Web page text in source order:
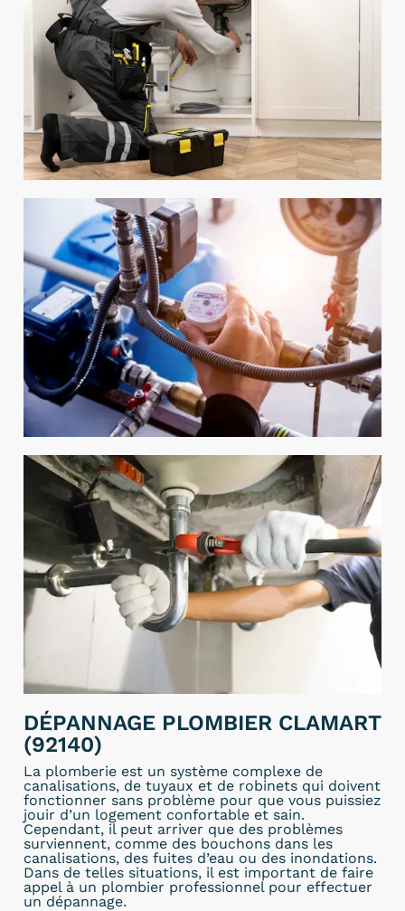
DÉPANNAGE PLOMBIER CLAMART
(92140)
La plomberie est un système complexe de
canalisations, de tuyaux et de robinets qui doivent
fonctionner sans problème pour que vous puissiez
jouir d’un logement confortable et sain.
Cependant, il peut arriver que des problèmes
surviennent, comme des bouchons dans les
canalisations, des fuites d’eau ou des inondations.
Dans de telles situations, il est important de faire
appel à un plombier professionnel pour effectuer
un dépannage.